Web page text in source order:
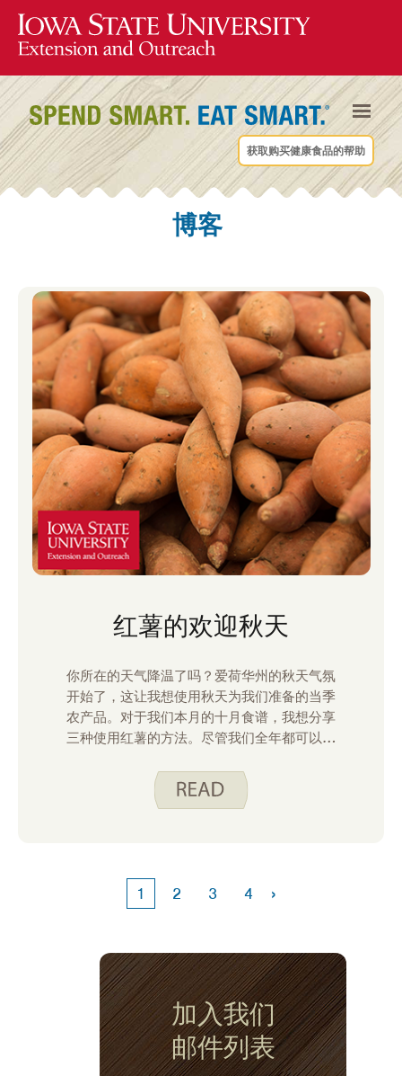
获取购买健康食品的帮助
博客
红薯的欢迎秋天
你所在的天气降温了吗？爱荷华州的秋天气氛
开始了，这让我想使用秋天为我们准备的当季
农产品。对于我们本月的十月食谱，我想分享
三种使用红薯的方法。尽管我们全年都可以在
想吃红薯。无论您是计划为客人准备一顿更美
味的饭菜，还是在周末晚上享用一顿快餐，都
1 2 3 4 ›
加入我们
邮件列表